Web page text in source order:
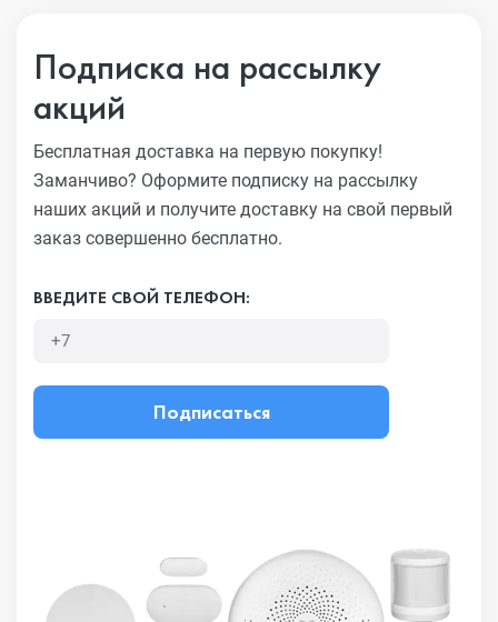
Подписка на рассылку
акций
Бесплатная доставка на первую покупку!
Заманчиво? Оформите подписку на рассылку
наших акций и получите доставку на свой первый
заказ совершенно бесплатно.
ВВЕДИТЕ СВОЙ ТЕЛЕФОН:
Подписаться